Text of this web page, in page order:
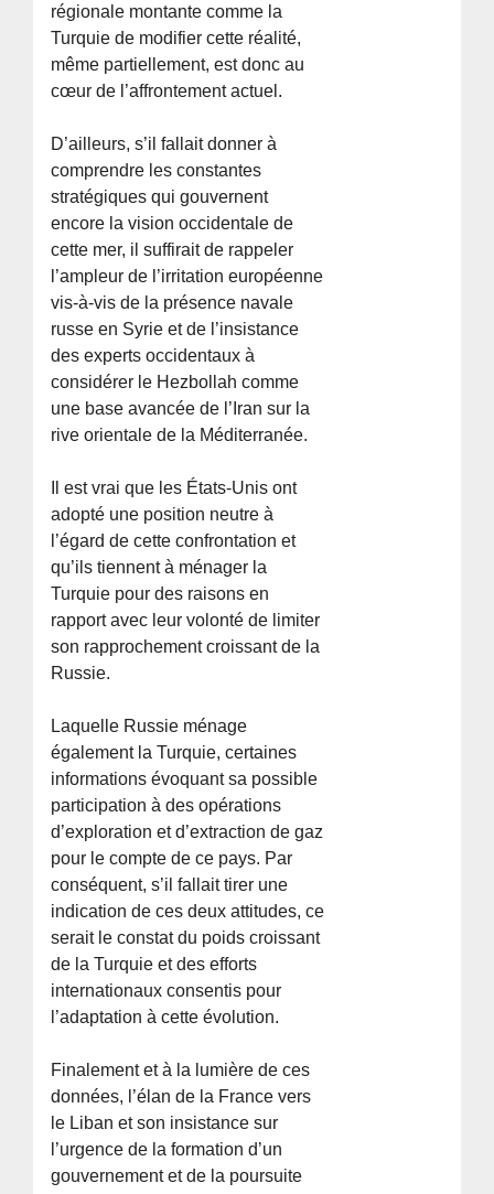
régionale montante comme la
Turquie de modifier cette réalité,
même partiellement, est donc au
cœur de l’affrontement actuel.
D’ailleurs, s’il fallait donner à
comprendre les constantes
stratégiques qui gouvernent
encore la vision occidentale de
cette mer, il suffirait de rappeler
l’ampleur de l’irritation européenne
vis-à-vis de la présence navale
russe en Syrie et de l’insistance
des experts occidentaux à
considérer le Hezbollah comme
une base avancée de l’Iran sur la
rive orientale de la Méditerranée.
Il est vrai que les États-Unis ont
adopté une position neutre à
l’égard de cette confrontation et
qu’ils tiennent à ménager la
Turquie pour des raisons en
rapport avec leur volonté de limiter
son rapprochement croissant de la
Russie.
Laquelle Russie ménage
également la Turquie, certaines
informations évoquant sa possible
participation à des opérations
d’exploration et d’extraction de gaz
pour le compte de ce pays. Par
conséquent, s’il fallait tirer une
indication de ces deux attitudes, ce
serait le constat du poids croissant
de la Turquie et des efforts
internationaux consentis pour
l’adaptation à cette évolution.
Finalement et à la lumière de ces
données, l’élan de la France vers
le Liban et son insistance sur
l’urgence de la formation d’un
gouvernement et de la poursuite